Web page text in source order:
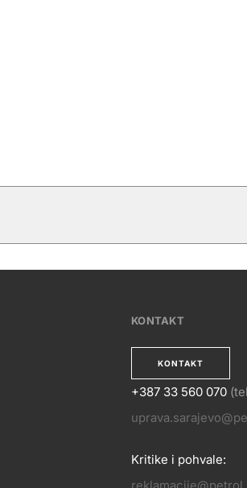
KONTAKT
KONTAKT
+387 33 560 070
Kritike i pohvale: